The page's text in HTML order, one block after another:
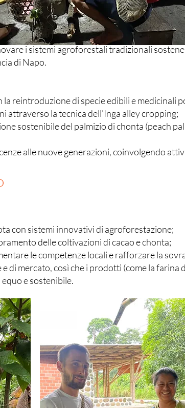
i sistemi agroforestali tradizionali
di Napo.
reintroduzione di specie edibili e medicinali
attraverso la tecnica dell’Inga alley cropping;
sostenibile del palmizio di chonta (peach
alle nuove generazioni, coinvolgendo
con sistemi innovativi di agroforestazione;
delle coltivazioni di cacao e chonta;
le competenze locali e rafforzare la
di mercato, così che i prodotti (come la farina
e sostenibile.